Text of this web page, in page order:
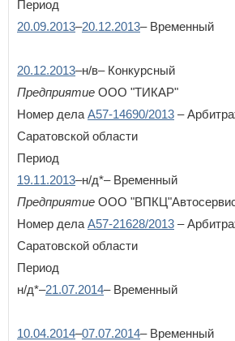
Период
20.09.2013–20.12.2013– Временный
20.12.2013–н/в– Конкурсный
Предприятие ООО "ТИКАР"
Номер дела А57-14690/2013 –
Саратовской области
Период
19.11.2013–н/д*– Временный
Предприятие ООО
Номер дела А57-21628/2013 –
Саратовской области
Период
н/д*–21.07.2014– Временный
10.04.2014–07.07.2014– Временный